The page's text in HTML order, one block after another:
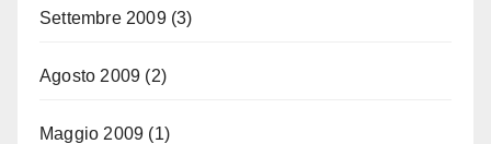
Settembre 2009(3)
Agosto 2009 (2)
Maggio 2009 (1)